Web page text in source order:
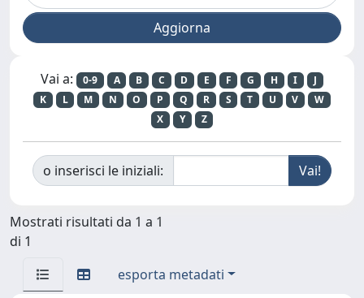
Vai a: 0-9 A B C D E F G H I
J
K
L M N O P Q R S T U V
W
X
Y Z
o inserisci le iniziali:
Mostrati risultati da 1 a 1
di 1
esporta metadati